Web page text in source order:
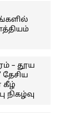
– தூய
கீழ்
நிகழ்வு